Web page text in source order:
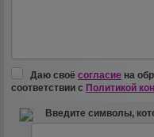
Даю своёсогласие на
соответствии с Политикой
Введите символы,